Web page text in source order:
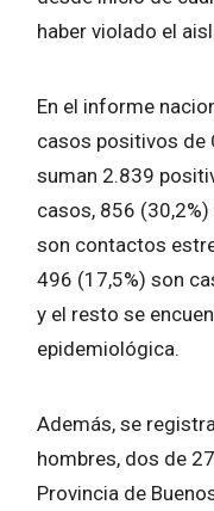
haber violado el
En el informe
casos positivos de
suman 2.839
casos, 856
son contactos
496 (17,5%) son
y el resto se
epidemiológica.
Además, se
hombres, dos de
Provincia de